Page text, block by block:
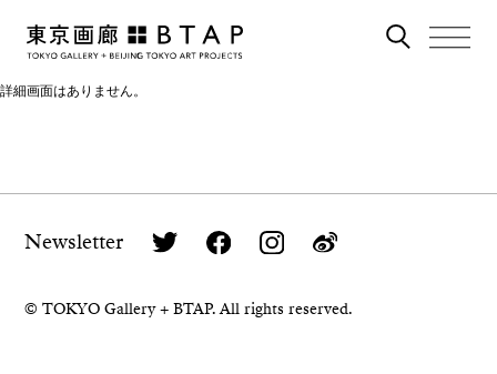
詳細画面はありません。
© TOKYO Gallery + BTAP. All rights reserved.
Newsletter